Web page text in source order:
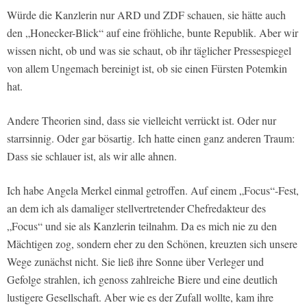
Würde die Kanzlerin nur ARD und ZDF schauen, sie hätte auch
den „Honecker-Blick“ auf eine fröhliche, bunte Republik. Aber wir
wissen nicht, ob und was sie schaut, ob ihr täglicher Pressespiegel
von allem Ungemach bereinigt ist, ob sie einen Fürsten Potemkin
hat.
Andere Theorien sind, dass sie vielleicht verrückt ist. Oder nur
starrsinnig. Oder gar bösartig. Ich hatte einen ganz anderen Traum:
Dass sie schlauer ist, als wir alle ahnen.
Ich habe Angela Merkel einmal getroffen. Auf einem „Focus“-Fest,
an dem ich als damaliger stellvertretender Chefredakteur des
„Focus“ und sie als Kanzlerin teilnahm. Da es mich nie zu den
Mächtigen zog, sondern eher zu den Schönen, kreuzten sich unsere
Wege zunächst nicht. Sie ließ ihre Sonne über Verleger und
Gefolge strahlen, ich genoss zahlreiche Biere und eine deutlich
lustigere Gesellschaft. Aber wie es der Zufall wollte, kam ihre